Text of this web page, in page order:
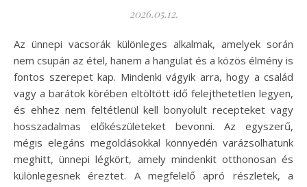
2026.05.12.
Az ünnepi vacsorák különleges alkalmak, amelyek során
nem csupán az étel, hanem a hangulat és a közös élmény is
fontos szerepet kap. Mindenki vágyik arra, hogy a család
vagy a barátok körében eltöltött idő felejthetetlen legyen,
és ehhez nem feltétlenül kell bonyolult recepteket vagy
hosszadalmas előkészületeket bevonni. Az egyszerű,
mégis elegáns megoldásokkal könnyedén varázsolhatunk
meghitt, ünnepi légkört, amely mindenkit otthonosan és
különlegesnek éreztet. A megfelelő apró részletek, a